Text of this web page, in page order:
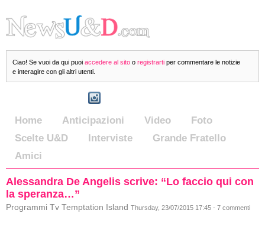
Ciao! Se vuoi da qui puoi accedere al sito o registrarti per commentare le notizie
e interagire con gli altri utenti.
Home Anticipazioni Video
Foto
Scelte U&D
Interviste
Grande Fratello
Amici
Alessandra De Angelis scrive: “Lo faccio qui con
la speranza…”
Programmi Tv Temptation Island Thursday, 23/07/2015 17:45 - 7 commenti